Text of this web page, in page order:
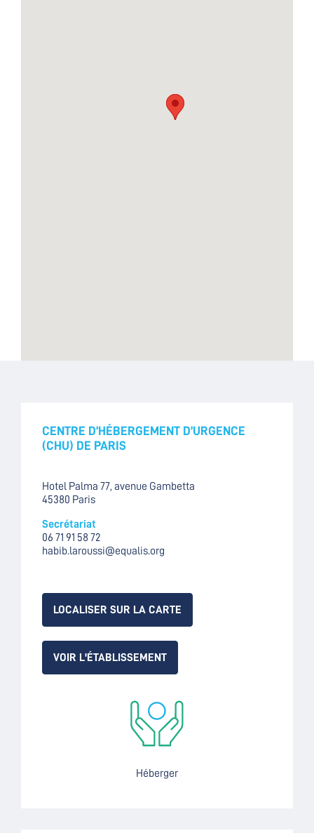
CENTRE D’HÉBERGEMENT D’URGENCE
(CHU) DE PARIS
Hotel Palma 77, avenue Gambetta
45380 Paris
Secrétariat
06 71 91 58 72
habib.laroussi@equalis.org
LOCALISER SUR LA CARTE
VOIR L'ÉTABLISSEMENT
Héberger